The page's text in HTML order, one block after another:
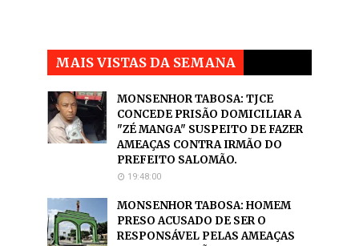
MAIS VISTAS DA SEMANA
MONSENHOR TABOSA: TJCE
CONCEDE PRISÃO DOMICILIAR A
"ZÉ MANGA" SUSPEITO DE FAZER
AMEAÇAS CONTRA IRMÃO DO
PREFEITO SALOMÃO.
19:48:00
MONSENHOR TABOSA: HOMEM
PRESO ACUSADO DE SER O
RESPONSÁVEL PELAS AMEAÇAS